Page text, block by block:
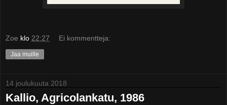
Zoe klo 22:27 Ei kommentteja:
Jaa muille
14 joulukuuta 2018
Kallio, Agricolankatu, 1986